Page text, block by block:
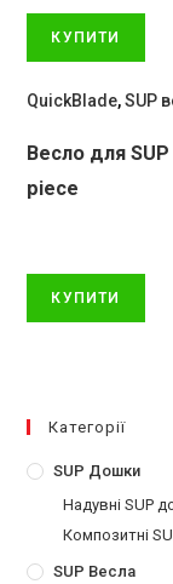
КУПИТИ
QuickBlade,SUP
Весло для
piece
КУПИТИ
Категорії
SUP Дошки
Надувні SUP
Композитні
SUP Весла